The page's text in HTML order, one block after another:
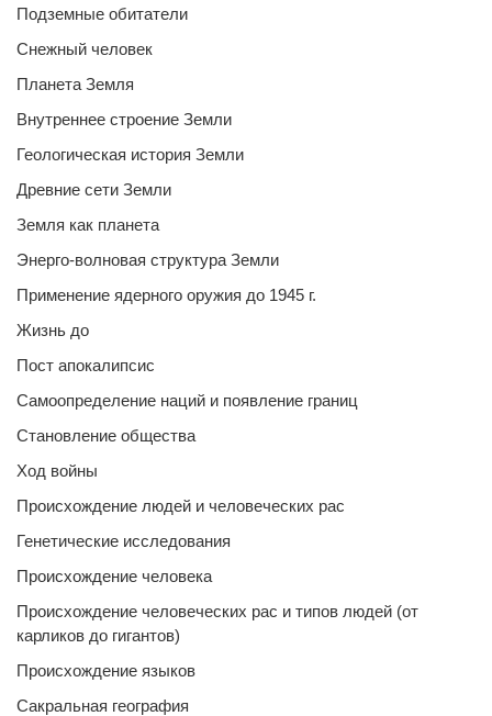
Подземные обитатели
Снежный человек
Планета Земля
Внутреннее строение Земли
Геологическая история Земли
Древние сети Земли
Земля как планета
Энерго-волновая структура Земли
Применение ядерного оружия до 1945 г.
Жизнь до
Пост апокалипсис
Самоопределение наций и появление границ
Становление общества
Ход войны
Происхождение людей и человеческих рас
Генетические исследования
Происхождение человека
Происхождение человеческих рас и типов людей (от
карликов до гигантов)
Происхождение языков
Сакральная география